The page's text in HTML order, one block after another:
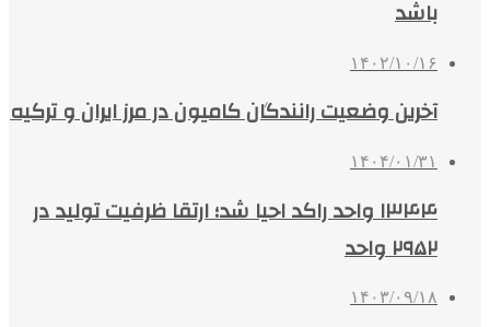
باشد
۱۴۰۲/۱۰/۱۶
آخرین وضعیت رانندگان کامیون در مرز ایران و ترکیه
۱۴۰۴/۰۱/۳۱
۱۳۴۴ واحد راکد احیا شد؛ ارتقا ظرفیت تولید در
۲۹۵۲ واحد
۱۴۰۳/۰۹/۱۸